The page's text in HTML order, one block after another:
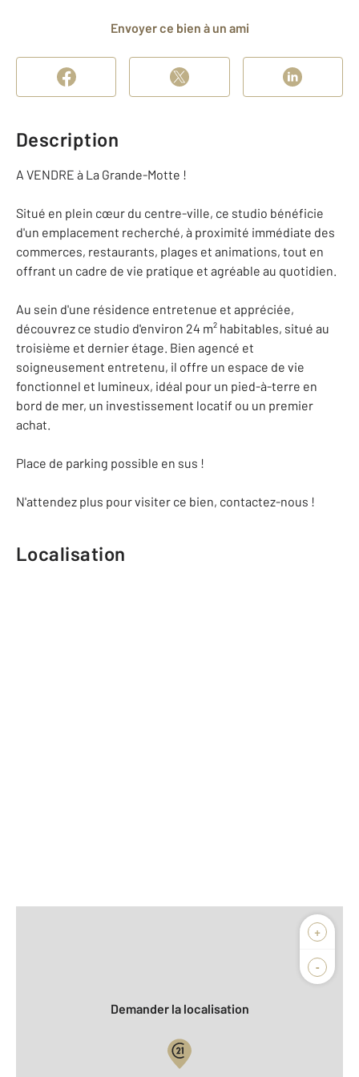
Envoyer ce bien à un ami
Description
A VENDRE à La Grande-Motte !
Situé en plein cœur du centre-ville, ce studio bénéficie
d'un emplacement recherché, à proximité immédiate des
commerces, restaurants, plages et animations, tout en
offrant un cadre de vie pratique et agréable au quotidien.
Au sein d'une résidence entretenue et appréciée,
découvrez ce studio d'environ 24 m² habitables, situé au
troisième et dernier étage. Bien agencé et
soigneusement entretenu, il offre un espace de vie
fonctionnel et lumineux, idéal pour un pied-à-terre en
bord de mer, un investissement locatif ou un premier
achat.
Place de parking possible en sus !
N'attendez plus pour visiter ce bien, contactez-nous !
Localisation
+
-
Biens vendus
Demander la localisation